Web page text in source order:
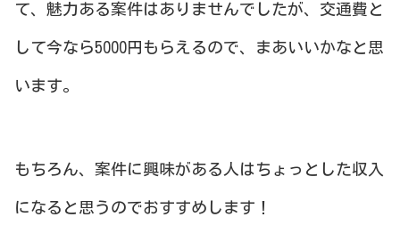
て、魅力ある案件はありませんでしたが、交通費と
して今なら5000円もらえるので、まあいいかなと思
います。
もちろん、案件に興味がある人はちょっとした収入
になると思うのでおすすめします！